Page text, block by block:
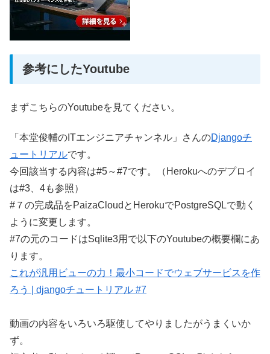
参考にしたYoutube
まずこちらのYoutubeを見てください。
「本堂俊輔のITエンジニアチャンネル」さんのDjangoチ
ュートリアルです。
今回該当する内容は#5～#7です。（Herokuへのデプロイ
は#3、4も参照）
#７の完成品をPaizaCloudとHerokuでPostgreSQLで動く
ように変更します。
#7の元のコードはSqlite3用で以下のYoutubeの概要欄にあ
ります。
これが汎用ビューの力！最小コードでウェブサービスを作
ろう | djangoチュートリアル #7
動画の内容をいろいろ駆使してやりましたがうまくいか
ず。